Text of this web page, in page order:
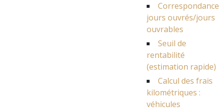
Correspondance
jours ouvrés/jours
ouvrables
Seuil de
rentabilité
(estimation rapide)
Calcul des frais
kilométriques :
véhicules